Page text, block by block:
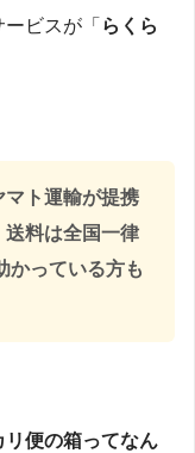
ビスが「 らくら
マト運輸が提携
送料は全国一律
かっている方も
リ便の箱ってなん